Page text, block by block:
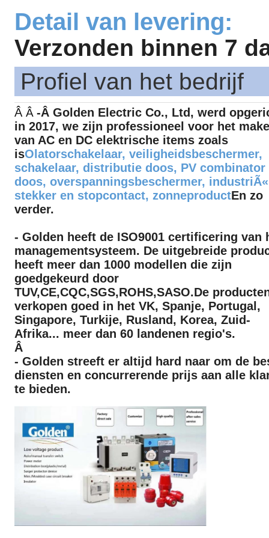
Detail van levering:
Verzonden binnen 7
Profiel van het bedrijf
Â Â -Â Golden Electric Co., Ltd, werd
in 2017, we zijn professioneel voor het
van AC en DC elektrische items zoals
isOlatorschakelaar, veiligheidsbeschermer,
schakelaar, distributie doos, PV combinator
doos, overspanningsbeschermer,
stekker en stopcontact, zonneproductEn zo
verder.
- Golden heeft de ISO9001 certificering van
managementsysteem. De uitgebreide
heeft meer dan 1000 modellen die zijn
goedgekeurd door
TUV,CE,CQC,SGS,ROHS,SASO.De
verkopen goed in het VK, Spanje, Portugal,
Singapore, Turkije, Rusland, Korea, Zuid-
Afrika... meer dan 60 landenen regio's.
Â
- Golden streeft er altijd hard naar om de
diensten en concurrerende prijs aan alle
te bieden.